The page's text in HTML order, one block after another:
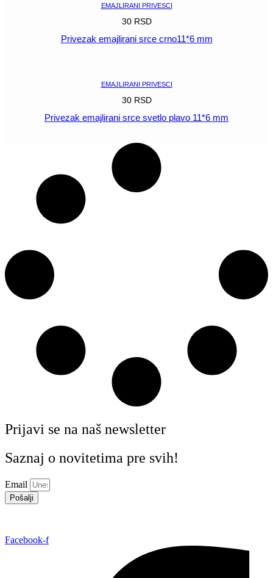
EMAJLIRANI PRIVESCI
30 RSD
Privezak emajlirani srce crno11*6 mm
EMAJLIRANI PRIVESCI
30 RSD
Privezak emajlirani srce svetlo plavo 11*6 mm
Prijavi se na naš newsletter
Saznaj o novitetima pre svih!
Email
Pošalji
Facebook-f